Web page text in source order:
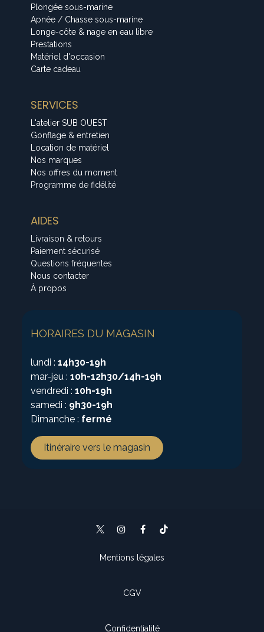
Plongée sous-marine
Apnée / Chasse sous-marine
Longe-côte & nage en eau libre
Prestations
Matériel d'occasion
Carte cadeau
SERVICES
L'atelier SUB OUEST
Gonflage & entretien
Location de matériel
Nos marques
Nos offres du moment
Programme de fidélité
AIDES
Livraison & retours
Paiement sécurisé
Questions fréquentes
Nous contacter
À propos
HORAIRES DU MAGASIN
lundi :14h30-19h
mar-jeu :10h-12h30/14h-19h
vendredi :10h-19h
samedi : 9h30-19h
Dimanche : fermé
Itinéraire vers le magasin
Mentions légales
CGV
Confidentialité